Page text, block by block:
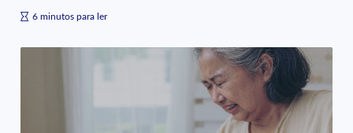
6 minutos para ler